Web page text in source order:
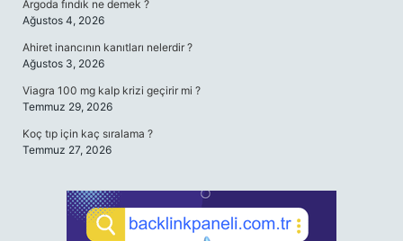
Argoda fındık ne demek ?
Ağustos 4, 2026
Ahiret inancının kanıtları nelerdir ?
Ağustos 3, 2026
Viagra 100 mg kalp krizi geçirir mi ?
Temmuz 29, 2026
Koç tıp için kaç sıralama ?
Temmuz 27, 2026